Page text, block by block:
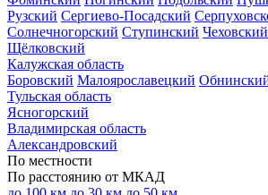
Рузский Сергиево-Посадский
Солнечногорский Ступинский Чеховский
Щёлковский
Калужская область
Боровский Малоярославецкий
Тульская область
Ясногорский
Владимирская область
Александровский
По местности
По расстоянию от МКАД